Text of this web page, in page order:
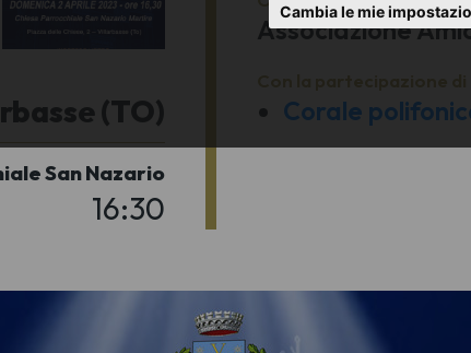
Cambia le mie
(TO)
San Nazario
16:30
Associazione
Corale